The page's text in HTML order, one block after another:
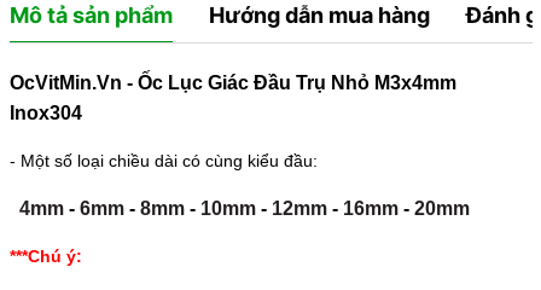
Mô tả sản phẩm Hướng dẫn mua hàng Đánh
OcVitMin.Vn - Ốc Lục Giác Đầu Trụ Nhỏ M3x4mm
Inox304
- Một số loại chiều dài có cùng kiểu đầu:
4mm- 6mm- 8mm- 10mm- 12mm- 16mm- 20mm
***Chú ý: